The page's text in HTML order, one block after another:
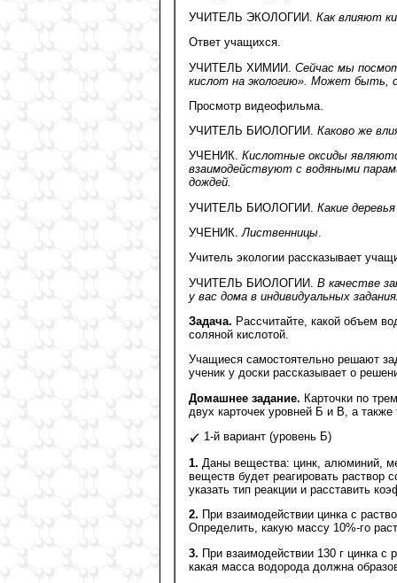
УЧИТЕЛЬ ЭКОЛОГИИ. Как влияют
Ответ учащихся.
УЧИТЕЛЬ ХИМИИ. Сейчас мы
кислот на экологию». Может быть,
Просмотр видеофильма.
УЧИТЕЛЬ БИОЛОГИИ. Каково же
УЧЕНИК. Кислотные оксиды
взаимодействуют с водяными
дождей.
УЧИТЕЛЬ БИОЛОГИИ. Какие
УЧЕНИК.Лиственницы.
Учитель экологии рассказывает
УЧИТЕЛЬ БИОЛОГИИ. В качестве
у вас дома в индивидуальных
Задача. Рассчитайте, какой объем
соляной кислотой.
Учащиеся самостоятельно решают
ученик у доски рассказывает о
Домашнее задание. Карточки по
двух карточек уровней Б и В, а
1-й вариант (уровень Б)
1. Даны вещества: цинк, алюминий,
веществ будет реагировать раствор
указать тип реакции и расставить
2. При взаимодействии цинка с
Определить, какую массу 10%-го
3. При взаимодействии 130 г цинка
какая масса водорода должна